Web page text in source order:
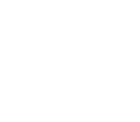
и два